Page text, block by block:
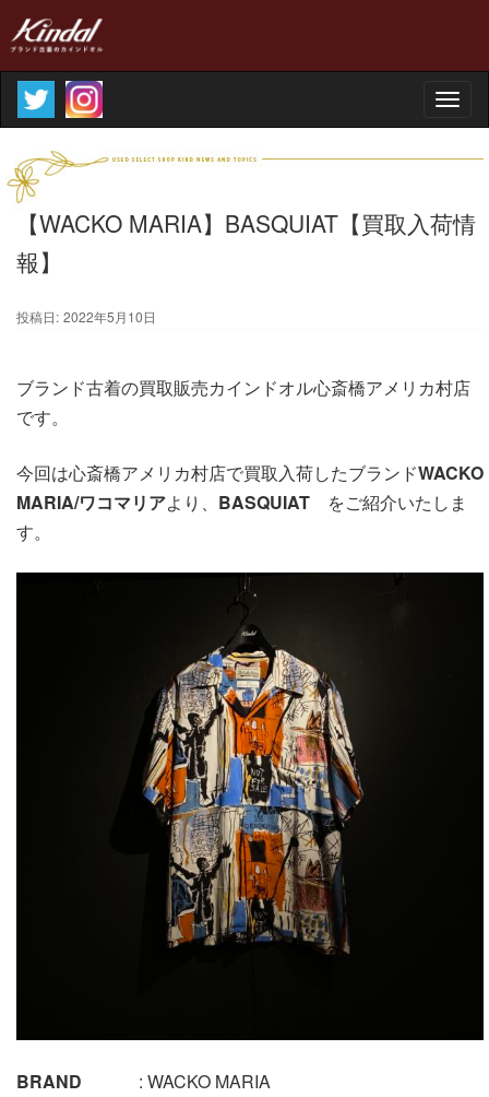
Toggle
【WACKO MARIA】BASQUIAT【買取入荷情
報】
投稿日: 2022年5月10日
ブランド古着の買取販売カインドオル心斎橋アメリカ村店
です。
今回は心斎橋アメリカ村店で買取入荷したブランドWACKO
MARIA/ワコマリアより、 BASQUIAT をご紹介いたしま
す。
BRAND
: WACKO MARIA